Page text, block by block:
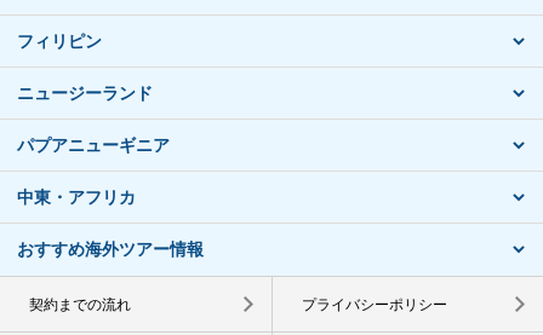
フィリピン
ニュージーランド
パプアニューギニア
中東・アフリカ
おすすめ海外ツアー情報
契約までの流れ プライバシーポリシー